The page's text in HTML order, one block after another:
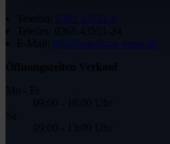
0365 43551-0
info@autohaus-poser.de
Öffnungszeiten Verkauf
Mo - Fr
09:00 - 18:00 Uhr
Sa
09:00 - 13:00 Uhr